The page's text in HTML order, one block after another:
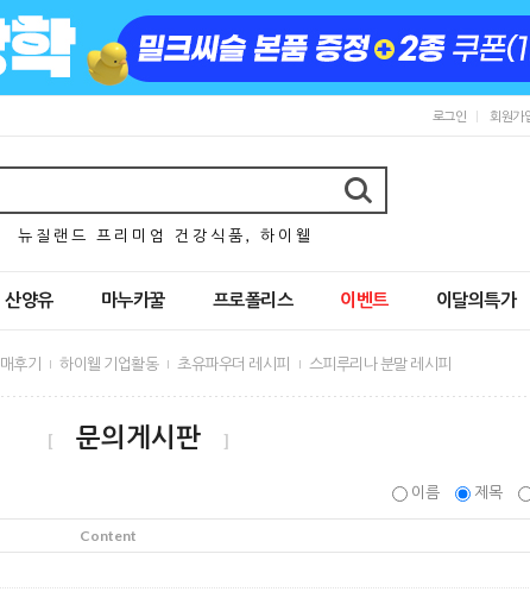
로그인 회원가
뉴 질 랜 드 프 리 미 엄 건 강 식 품 , 하 이 웰
산양유 마누카꿀 프로폴리스 이벤트 이달의특가
후기 하이웰 기업활동 초유파우더 레시피 스피루리나 분말 레시피
[ 문의게시판 ]
이름 제목
Content